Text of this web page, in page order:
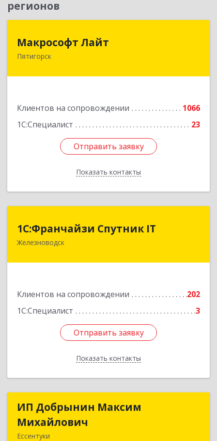
регионов
Макрософт Лайт
Пятигорск
Клиентов на сопровождении
1066
1С:Специалист
23
Отправить заявку
Показать контакты
357501, Ставропольский край, Пятигорск г,
Отправить заявку
Назад
1С:Франчайзи Спутник IT
Железноводск
Клиентов на сопровождении
202
1С:Специалист
3
Отправить заявку
Показать контакты
1С:Франчайзи Спутник IT
357430, Ставропольский край, город-курорт
Подробнее
Отправить заявку
Назад
ИП Добрынин Максим
Михайлович
Ессентуки
ИП Добрынин Максим